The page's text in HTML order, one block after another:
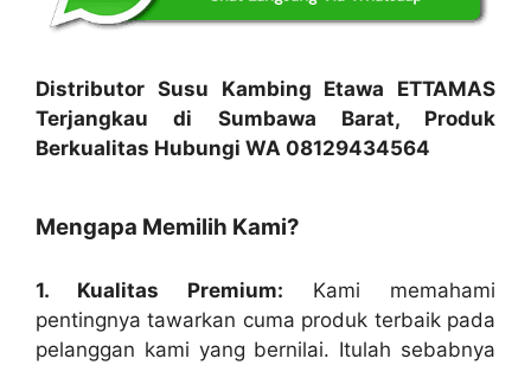
Distributor Susu Kambing Etawa ETTAMAS
Terjangkau di Sumbawa Barat, Produk
Berkualitas Hubungi WA 08129434564
Mengapa Memilih Kami?
1. Kualitas Premium: Kami memahami
pentingnya tawarkan cuma produk terbaik pada
pelanggan kami yang bernilai. Itulah sebabnya